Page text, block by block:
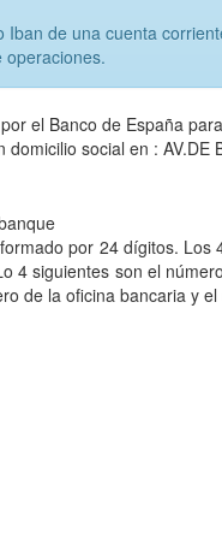
Iban de una cuenta
operaciones.
el Banco de España
domicilio social en :
por 24 dígitos.
4 siguientes son el
de la oficina bancaria y